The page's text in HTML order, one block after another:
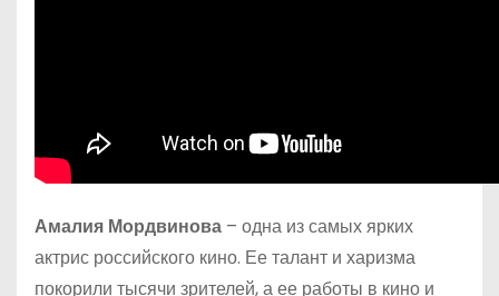
Амалия Мордвинова – одна из самых ярких
актрис российского кино. Ее талант и харизма
покорили тысячи зрителей, а ее работы в кино и